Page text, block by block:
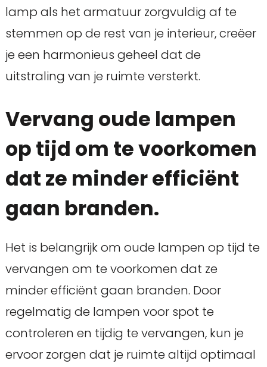
lamp als het armatuur zorgvuldig af te
stemmen op de rest van je interieur, creëer
je een harmonieus geheel dat de
uitstraling van je ruimte versterkt.
Vervang oude lampen
op tijd om te voorkomen
dat ze minder efficiënt
gaan branden.
Het is belangrijk om oude lampen op tijd te
vervangen om te voorkomen dat ze
minder efficiënt gaan branden. Door
regelmatig de lampen voor spot te
controleren en tijdig te vervangen, kun je
ervoor zorgen dat je ruimte altijd optimaal